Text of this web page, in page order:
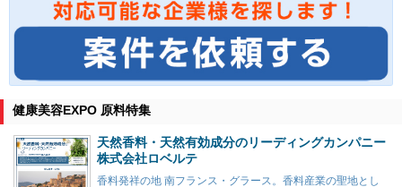
健康美容EXPO 原料特集
天然香料・天然有効成分のリーディングカンパニー
株式会社ロベルテ
香料発祥の地 南フランス・グラース。香料産業の聖地とし